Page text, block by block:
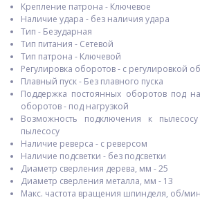
Крепление патрона - Ключевое
Наличие удара - без наличия удара
Тип - Безударная
Тип питания - Сетевой
Тип патрона - Ключевой
Регулировка оборотов - с регулировкой
Плавный пуск - Без плавного пуска
Поддержка постоянных оборотов под
оборотов - под нагрузкой
Возможность подключения к
пылесосу
Наличие реверса - с реверсом
Наличие подсветки - без подсветки
Диаметр сверления дерева, мм - 25
Диаметр сверления металла, мм - 13
Макс. частота вращения шпинделя, об/